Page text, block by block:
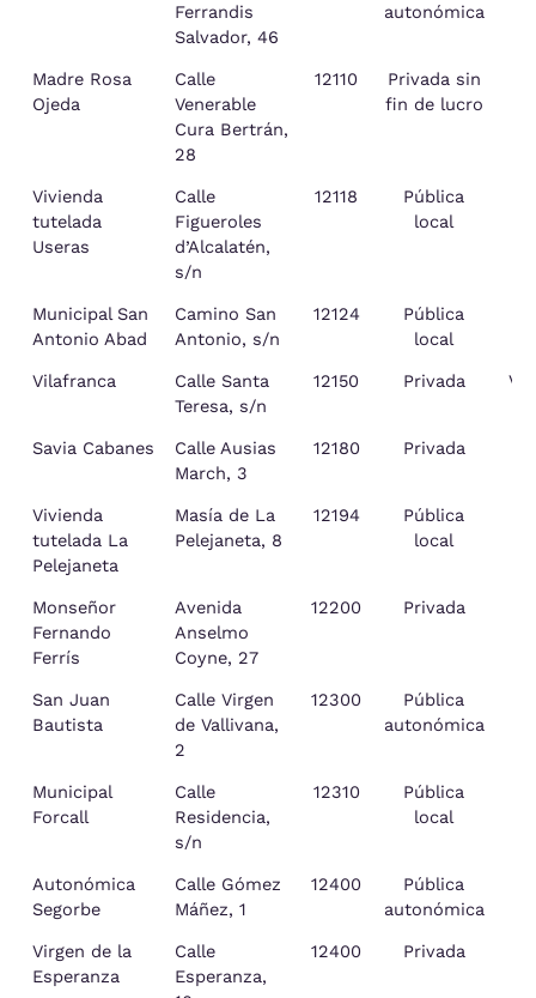
Ferrandis
Salvador, 46
autonómica
Madre Rosa
Ojeda
Calle
Venerable
Cura Bertrán,
28
12110
Privada sin
fin de lucro
Vivienda
tutelada
Useras
Calle
Figueroles
d’Alcalatén,
s/n
12118
Pública
local
Municipal San
Antonio Abad
Camino San
Antonio, s/n
12124
Pública
local
Vilafranca
Calle Santa
Teresa, s/n
12150 Privada
Savia Cabanes
Calle Ausias
March, 3
12180 Privada
Vivienda
tutelada La
Pelejaneta
Masía de La
Pelejaneta, 8
12194
Pública
local
Monseñor
Fernando
Ferrís
Avenida
Anselmo
Coyne, 27
12200 Privada
San Juan
Bautista
Calle Virgen
de Vallivana,
2
12300
Pública
autonómica
Municipal
Forcall
Calle
Residencia,
s/n
12310
Pública
local
Autonómica
Segorbe
Calle Gómez
Máñez, 1
12400
Pública
autonómica
Virgen de la
Esperanza
Calle
Esperanza,
12400 Privada